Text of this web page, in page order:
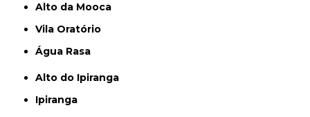
Alto da Mooca
Vila Oratório
Água Rasa
Alto do Ipiranga
Ipiranga